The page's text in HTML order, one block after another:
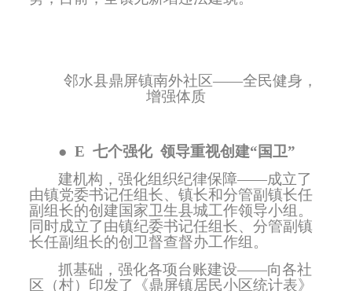
邻水县鼎屏镇南外社区——全民健身，
增强体质
● E七个强化 领导重视创建“国卫”
建机构，强化组织纪律保障——成立了
由镇党委书记任组长、镇长和分管副镇长任
副组长的创建国家卫生县城工作领导小组。
同时成立了由镇纪委书记任组长、分管副镇
长任副组长的创卫督查督办工作组。
抓基础，强化各项台账建设——向各社
区（村）印发了《鼎屏镇居民小区统计表》